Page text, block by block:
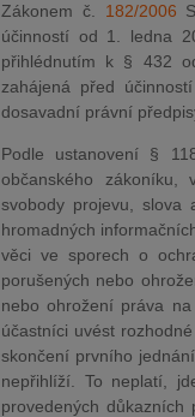
Zákonem č. 182/2006
účinností od 1. ledna
přihlédnutím k § 432
zahájená před
dosavadní právní
Podle ustanovení §
občanského zákoníku,
svobody projevu, slova
hromadných
věci ve sporech o
porušených nebo
nebo ohrožení práva
účastníci uvést
skončení prvního
nepřihlíží. To neplatí,
provedených